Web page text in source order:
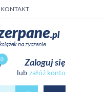
KONTAKT
0 Zaloguj się
załóż konto